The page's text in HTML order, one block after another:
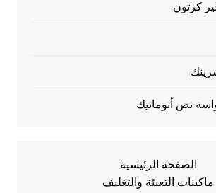
نص أتوماتيك
الصفحة الرئيسية
ماكينات التعبئة والتغليف